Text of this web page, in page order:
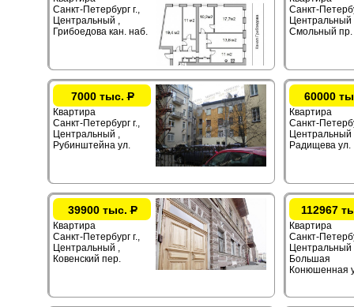
Санкт-Петербург г.,
Центральный ,
Грибоедова кан. наб.
Санкт-
Центральный
Смольный пр.
7000 тыс.Р
Квартира
Санкт-Петербург г.,
Центральный ,
Рубинштейна ул.
60000
Квартира
Санкт-
Центральный
Радищева ул.
39900 тыс.Р
Квартира
Санкт-Петербург г.,
Центральный ,
Ковенский пер.
112967
Квартира
Санкт-
Центральный
Большая
Конюшенная